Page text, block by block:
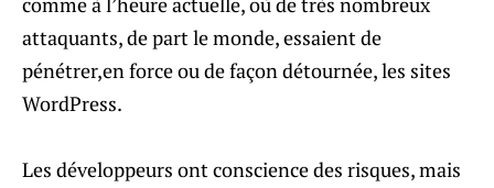
attaquants, de part le monde, essaient de
pénétrer,en force ou de façon détournée, les sites
WordPress.
Les développeurs ont conscience des risques, mais